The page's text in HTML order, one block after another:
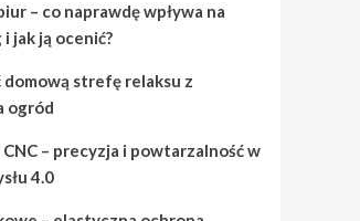
– co naprawdę wpływa na
i jak ją ocenić?
domową strefę relaksu z
ogród
– precyzja i powtarzalność w
4.0